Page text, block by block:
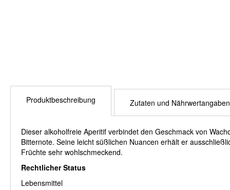
Produktbeschreibung
Dieser alkoholfreie Aperitif verbindet den Geschmack von
Bitternote. Seine leicht süßlichen Nuancen erhält er
Früchte sehr wohlschmeckend.
Rechtlicher Status
Lebensmittel
Zutaten und Nährwertangaben